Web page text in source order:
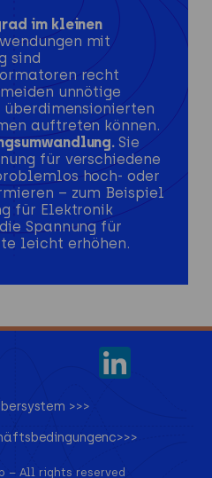
im kleinen
mit
sind
recht
unnötige
auftreten können.
Sie
für verschiedene
hoch- oder
– zum Beispiel
für Elektronik
Spannung für
leicht erhöhen.
>>>
– All rights reserved